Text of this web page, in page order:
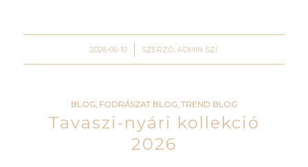
2026-06-10
/ SZERZŐ:ADMIN SZI
BLOG, FODRÁSZAT BLOG,TREND BLOG
Tavaszi-nyári kollekció
2026